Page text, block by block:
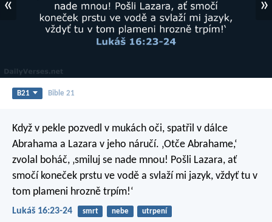
« »
B21 Bible 21
Když v pekle pozvedl v mukách oči, spatřil v dálce
Abrahama a Lazara v jeho náručí. ‚Otče Abrahame,‘
zvolal boháč, ‚smiluj se nade mnou! Pošli Lazara, ať
smočí koneček prstu ve vodě a svlaží mi jazyk, vždyť tu v
tom plameni hrozně trpím!‘
Lukáš 16:23-24 smrt nebe utrpení